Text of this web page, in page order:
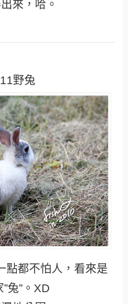
來，哈。
野兔
點都不怕人，看來是
”兔”。XD